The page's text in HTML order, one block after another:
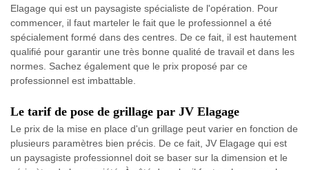
Elagage qui est un paysagiste spécialiste de l'opération. Pour
commencer, il faut marteler le fait que le professionnel a été
spécialement formé dans des centres. De ce fait, il est hautement
qualifié pour garantir une très bonne qualité de travail et dans les
normes. Sachez également que le prix proposé par ce
professionnel est imbattable.
Le tarif de pose de grillage par JV Elagage
Le prix de la mise en place d'un grillage peut varier en fonction de
plusieurs paramètres bien précis. De ce fait, JV Elagage qui est
un paysagiste professionnel doit se baser sur la dimension et le